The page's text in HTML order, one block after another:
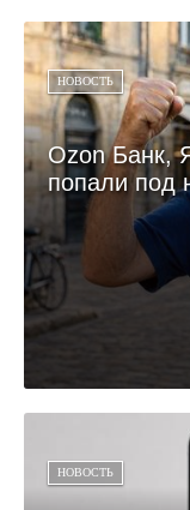
НОВОСТЬ
Ozon Банк,
попали под
НОВОСТЬ